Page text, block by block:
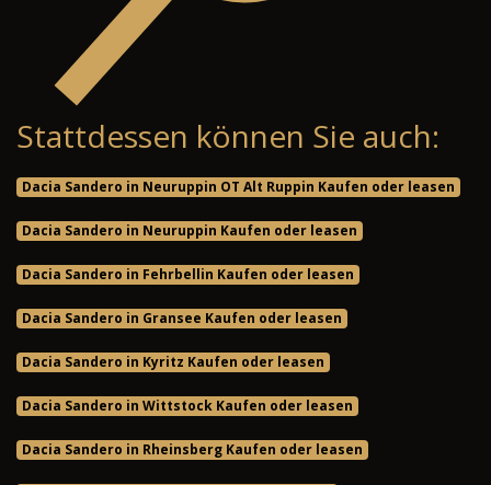
Stattdessen können Sie auch:
Dacia Sandero in Neuruppin OT Alt Ruppin Kaufen oder leasen
Dacia Sandero in Neuruppin Kaufen oder leasen
Dacia Sandero in Fehrbellin Kaufen oder leasen
Dacia Sandero in Gransee Kaufen oder leasen
Dacia Sandero in Kyritz Kaufen oder leasen
Dacia Sandero in Wittstock Kaufen oder leasen
Dacia Sandero in Rheinsberg Kaufen oder leasen